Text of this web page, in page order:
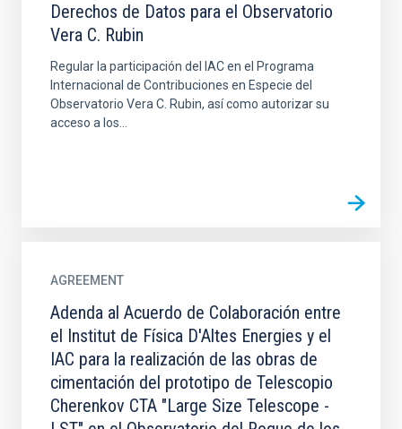
Derechos de Datos para el Observatorio
Vera C. Rubin
Regular la participación del IAC en el Programa
Internacional de Contribuciones en Especie del
Observatorio Vera C. Rubin, así como autorizar su
acceso a los...
AGREEMENT
Adenda al Acuerdo de Colaboración entre
el Institut de Física D'Altes Energies y el
IAC para la realización de las obras de
cimentación del prototipo de Telescopio
Cherenkov CTA "Large Size Telescope -